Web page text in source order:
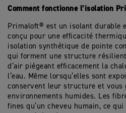
Comment fonctionne l’isolation
Primaloft® est un isolant durable
conçu pour une efficacité
isolation synthétique de pointe
qui forment une structure
d’air piégeant efficacement la
l’eau. Même lorsqu’elles sont
conservent leur structure et vous
environnements humides. Les
fines qu’un cheveu humain, ce